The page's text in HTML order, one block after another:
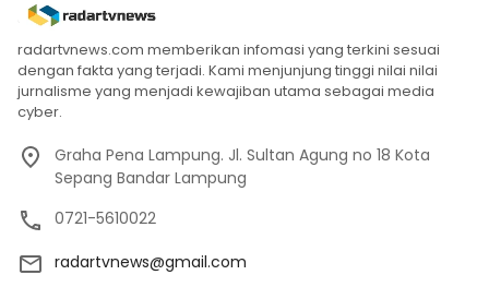
radartvnews.com memberikan infomasi yang terkini sesuai
dengan fakta yang terjadi. Kami menjunjung tinggi nilai nilai
jurnalisme yang menjadi kewajiban utama sebagai media
cyber.
Graha Pena Lampung. Jl. Sultan Agung no 18 Kota
Sepang Bandar Lampung
0721-5610022
radartvnews@gmail.com